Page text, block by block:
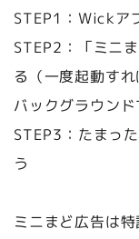
STEP1：Wickア
STEP2：「ミニ
る（一度起動す
バックグラウンド
STEP3：たまっ
う
ミニまど広告は